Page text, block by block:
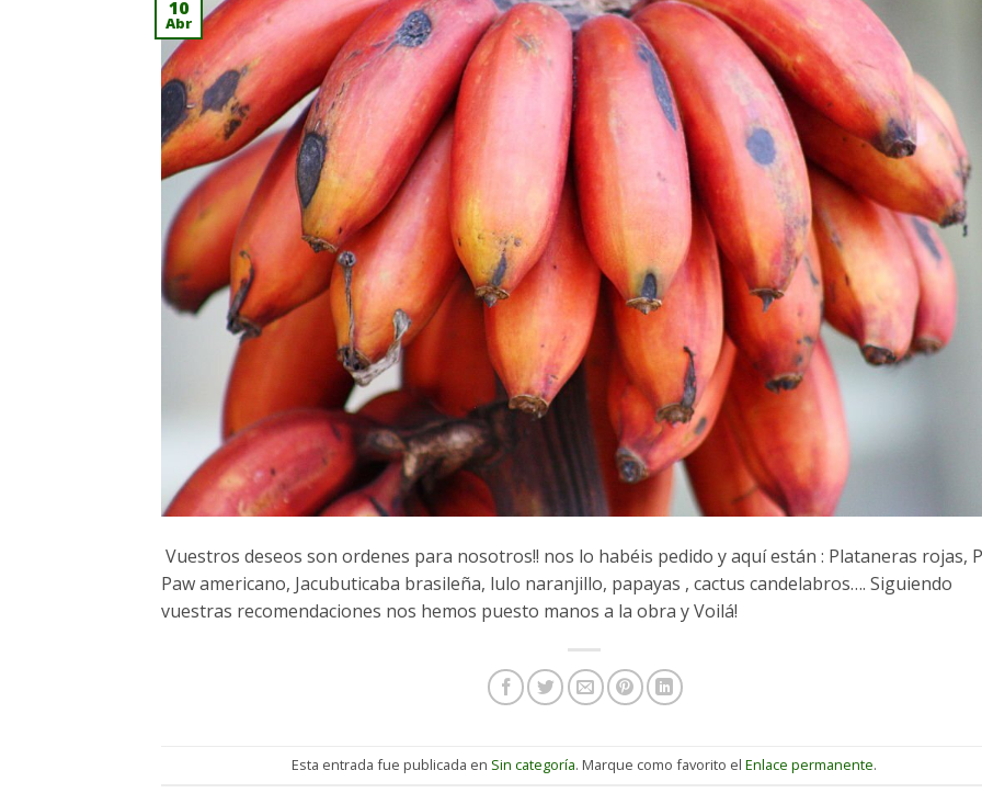
10
Abr
Vuestros deseos son ordenes para nosotros!! nos lo habéis pedido y aquí están : Plataneras rojas,
Paw americano, Jacubuticaba brasileña, lulo naranjillo, papayas , cactus candelabros…. Siguiendo
vuestras recomendaciones nos hemos puesto manos a la obra y Voilá!
Esta entrada fue publicada en Sin categoría. Marque como favorito elEnlace permanente.